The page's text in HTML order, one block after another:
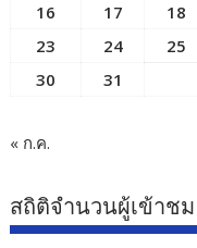
16
17 18
23
24 25
30
31
« ก.ค.
สถิติจำนวนผู้เข้าชม